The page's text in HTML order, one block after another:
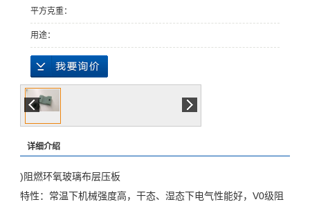
平方克重：
用途：
详细介绍
)阻燃环氧玻璃布层压板
特性：常温下机械强度高，干态、湿态下电气性能好， V0级阻